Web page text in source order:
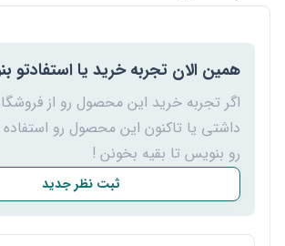
همین الان تجربه خرید یا استفادتو
اگر تجربه خرید این محصول رو از
داشتی یا تاکنون این محصول رو
رو بنویس تا بقیه بخونن !
ثبت نظر جدید